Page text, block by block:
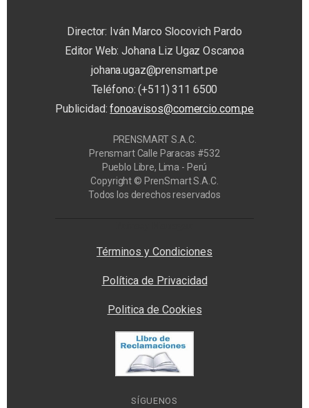
Director: Iván Marco Slocovich Pardo
Editor Web: Johana Liz Ugaz Oscanoa
johana.ugaz@prensmart.pe
Teléfono: (+511) 311 6500
Publicidad:fonoavisos@comercio.com.pe
PRENSMART S.A.C.
Prensmart Calle Paracas #532
Pueblo Libre, Lima - Perú
Copyright © PrenSmart S.A.C.
Todos los derechos reservados
Términos y Condiciones
Política de Privacidad
Politica de Cookies
SÍGUENOS